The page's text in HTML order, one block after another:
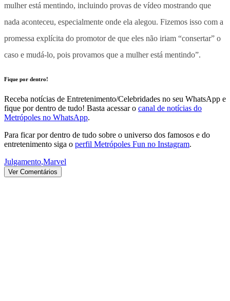
mulher está mentindo, incluindo provas de vídeo mostrando que
nada aconteceu, especialmente onde ela alegou. Fizemos isso com a
promessa explícita do promotor de que eles não iriam “consertar” o
caso e mudá-lo, pois provamos que a mulher está mentindo”.
Fique por dentro!
Receba notícias de Entretenimento/Celebridades no seu WhatsApp e
fique por dentro de tudo! Basta acessar o canal de notícias do
Metrópoles no WhatsApp.
Para ficar por dentro de tudo sobre o universo dos famosos e do
entretenimento siga o perfil Metrópoles Fun no Instagram.
Julgamento,Marvel
Ver Comentários